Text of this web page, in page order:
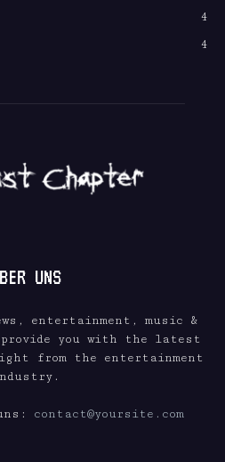
4
4
UNS
entertainment, music &
provide you with the latest
from the entertainment
contact@yoursite.com